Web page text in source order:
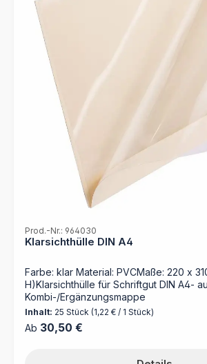
Prod.-Nr.: 964030
Klarsichthülle DIN A4
Farbe: klar Material: PVCMaße: 220 x
H)Klarsichthülle für Schriftgut DIN A4-
Kombi-/Ergänzungsmappe
Inhalt: 25 Stück (1,22 € / 1 Stück)
Regulärer Preis:
Ab 30,50 €